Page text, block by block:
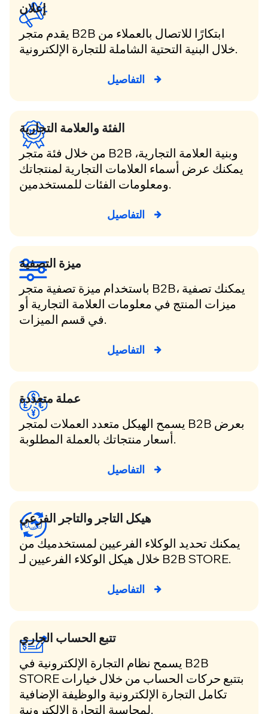
إعلان
يقدم متجر B2B ابتكارًا للاتصال بالعملاء من
خلال البنية التحتية الشاملة للتجارة الإلكترونية.
التفاصيل
الفئة والعلامة التجارية
من خلال فئة متجر B2B وبنية العلامة التجارية،
يمكنك عرض أسماء العلامات التجارية لمنتجاتك
ومعلومات الفئات للمستخدمين.
التفاصيل
ميزة التصفية
باستخدام ميزة تصفية متجر B2B، يمكنك تصفية
ميزات المنتج في معلومات العلامة التجارية أو
في قسم الميزات.
التفاصيل
عملة متعددة
يسمح الهيكل متعدد العملات لمتجر B2B بعرض
أسعار منتجاتك بالعملة المطلوبة.
التفاصيل
هيكل التاجر والتاجر الفرعي
يمكنك تحديد الوكلاء الفرعيين لمستخدميك من
خلال هيكل الوكلاء الفرعيين لـ B2B STORE.
التفاصيل
تتبع الحساب الجاري
يسمح نظام التجارة الإلكترونية في B2B
STORE بتتبع حركات الحساب من خلال خيارات
تكامل التجارة الإلكترونية والوظيفة الإضافية
لمحاسبة التجارة الإلكترونية.